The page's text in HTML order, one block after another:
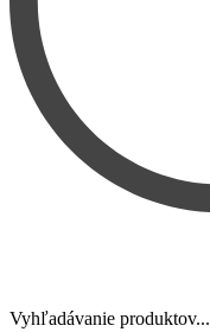
Vyhľadávanie produktov...